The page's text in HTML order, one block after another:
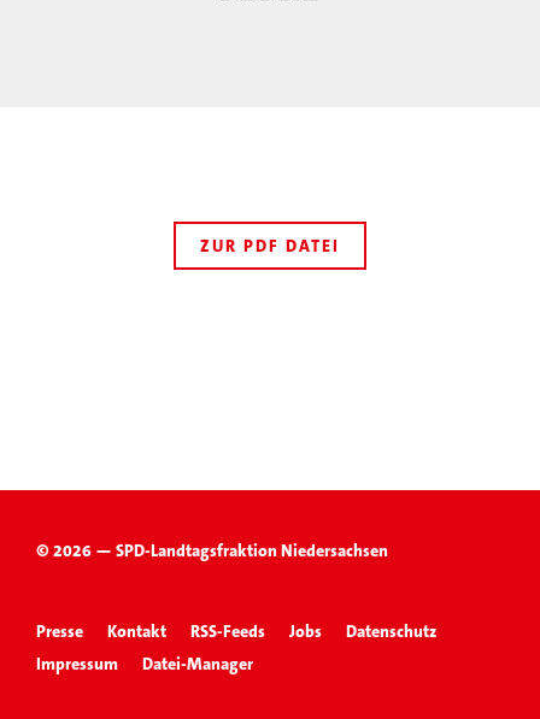
ZUR PDF DATEI
© 2026 — SPD-Landtagsfraktion Niedersachsen
Presse Kontakt RSS-Feeds Jobs
Datenschutz
Impressum
Datei-Manager